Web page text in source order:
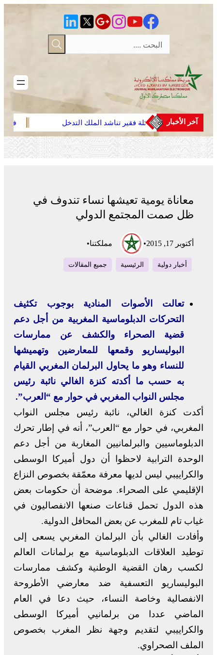
آخر الأخبارعائلة فقير تناشد الملك التدخل
لاسترجاع الجثمان من إيطاليا والدفن
بالمغرب
فينيسيوس
معاناة يومية تعيشها نساء تندوف في
ظل صمت المجتمع الدولي
أكتوبر 17, 2015 • مملكتنا•
أخبار دولية الرئيسية جميع المقالات
تعالت الأصوات المنادية بوجوب تكثيف
التحركات الدبلوماسية المغربية من أجل دعم
قضية الصحراء والكشف عن ممارسات
البوليساريو وقمعها للمعارضين وتهميشها
للنساء وهو ما يحاول البرلمان المغربي القيام
به حسب ما أكدته كنزة الغالي نائبة رئيس
مجلس النواب المغربي في حوار مع “العرب”.
أكدت كنزة الغالي، نائبة رئيس مجلس النواب
المغربي، في حوار مع “العرب”، أنه في إطار تحرك
الدبلوماسيين والبرلمانيين المغاربة من أجل دعم
الوحدة الترابية لاحظوا أن دول أميركا الوسطى
والكراييبي ليس لديها معرفة معمّقة بخصوص النزاع
الإقليمي على الصحراء. موضحة أن حكومات بعض
هذه الدول تحمل قناعات صنعها الانفصاليون في
غياب تام للمغرب عن بعض المحافل الدولية.
وأفادت الغالي بأن البرلمان المغربي يسعى إلى
توطيد العلاقات الدبلوماسية مع برلمانات العالم
لكسب رهان القضية الوطنية وكشف ممارسات
البوليساريو التعسفية ضد معارضي الأطروحة
الانفصالية وخاصة النساء، حيث دعا في العام
الماضي عددا من برلمانيي أميركا الوسطى
والكراييبي لتقديم وجهة نظر المغرب بخصوص
الملف الصحراوي.